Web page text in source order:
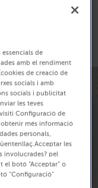
de
amb el rendiment
de creació de
socials i amb
socials i publicitat
les teves
Configuració de
més informació
personals,
les
involucrades? pel
el botó “Acceptar” o
"Configuració"